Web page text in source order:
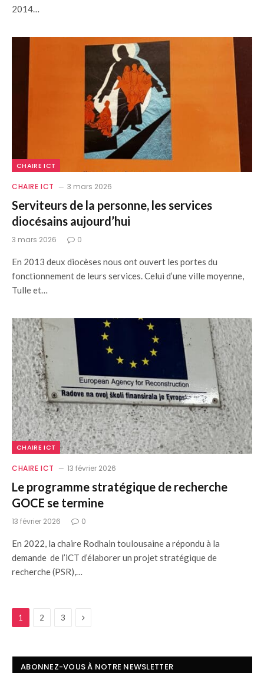
2014…
CHAIRE ICT
CHAIRE ICT 3 mars 2026
Serviteurs de la personne, les services
diocésains aujourd’hui
3 mars 2026 0
En 2013 deux diocèses nous ont ouvert les portes du
fonctionnement de leurs services. Celui d’une ville moyenne,
Tulle et…
CHAIRE ICT
CHAIRE ICT 13 février 2026
Le programme stratégique de recherche
GOCE se termine
13 février 2026 0
En 2022, la chaire Rodhain toulousaine a répondu à la
demande de l’iCT d’élaborer un projet stratégique de
recherche (PSR),…
1 2 3 Next
ABONNEZ-VOUS À NOTRE NEWSLETTER